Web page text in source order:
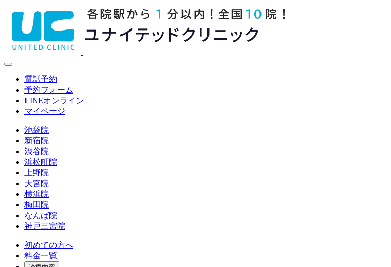
電話予約
予約フォーム
LINEオンライン
マイページ
池袋院
新宿院
渋谷院
浜松町院
上野院
大宮院
横浜院
梅田院
なんば院
神戸三宮院
初めての方へ
料金一覧